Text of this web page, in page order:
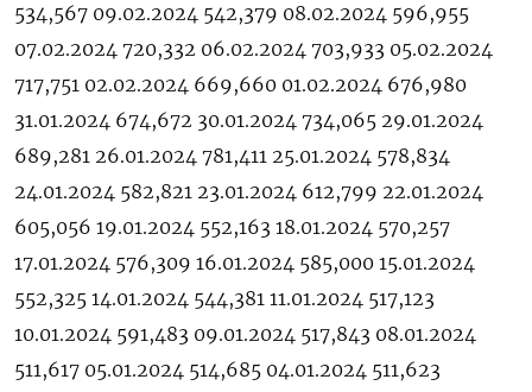
534,567 09.02.2024 542,379 08.02.2024 596,955
07.02.2024 720,332 06.02.2024 703,933 05.02.2024
717,751 02.02.2024 669,660 01.02.2024 676,980
31.01.2024 674,672 30.01.2024 734,065 29.01.2024
689,281 26.01.2024 781,411 25.01.2024 578,834
24.01.2024 582,821 23.01.2024 612,799 22.01.2024
605,056 19.01.2024 552,163 18.01.2024 570,257
17.01.2024 576,309 16.01.2024 585,000 15.01.2024
552,325 14.01.2024 544,381 11.01.2024 517,123
10.01.2024 591,483 09.01.2024 517,843 08.01.2024
511,617 05.01.2024 514,685 04.01.2024 511,623